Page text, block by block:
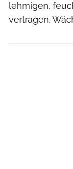
lehmigen,
vertragen.